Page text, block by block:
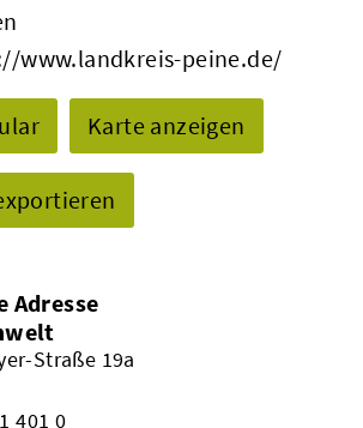
www.landkreis-peine.de/
Karte anzeigen
Adresse
Straße 19a
401 0